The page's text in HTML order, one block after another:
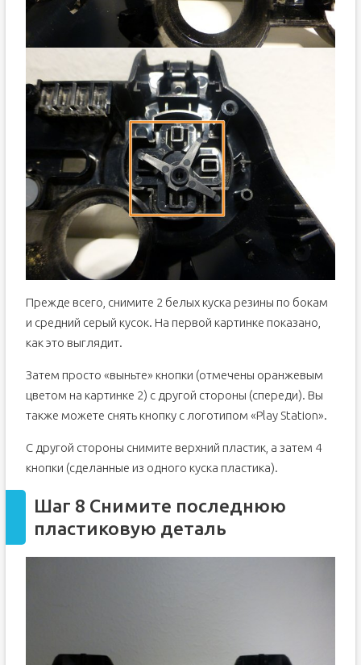
Прежде всего, снимите 2 белых куска резины по бокам
и средний серый кусок. На первой картинке показано,
как это выглядит.
Затем просто «выньте» кнопки (отмечены оранжевым
цветом на картинке 2) с другой стороны (спереди). Вы
также можете снять кнопку с логотипом «Play Station».
С другой стороны снимите верхний пластик, а затем 4
кнопки (сделанные из одного куска пластика).
Шаг 8 Снимите последнюю
пластиковую деталь